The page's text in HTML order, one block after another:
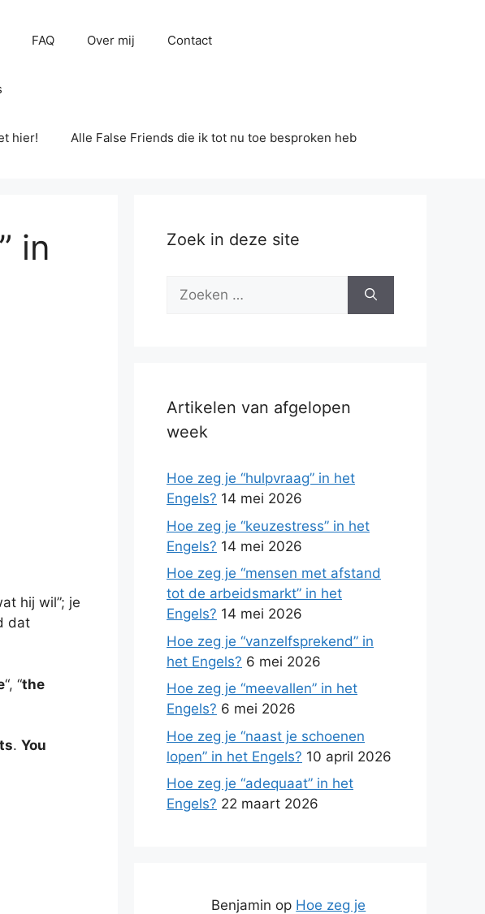
FAQ Over mij Contact
hier! Alle False Friends die ik tot nu toe besproken heb
in
hij wil”; je
dat
“, “the
. You
Zoek in deze site
Zoek
Artikelen van afgelopen
week
Hoe zeg je “hulpvraag” in het
Engels? 14 mei 2026
Hoe zeg je “keuzestress” in het
Engels? 14 mei 2026
Hoe zeg je “mensen met afstand
tot de arbeidsmarkt” in het
Engels? 14 mei 2026
Hoe zeg je “vanzelfsprekend” in
het Engels? 6 mei 2026
Hoe zeg je “meevallen” in het
Engels? 6 mei 2026
Hoe zeg je “naast je schoenen
lopen” in het Engels? 10 april 2026
Hoe zeg je “adequaat” in het
Engels? 22 maart 2026
Benjamin op Hoe zeg je